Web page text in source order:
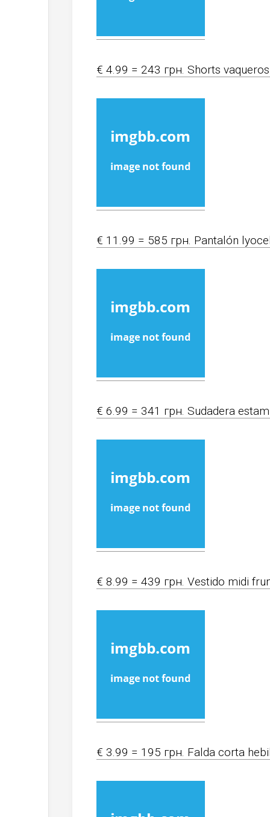
€ 4.99 = 243 грн. Shorts
€ 11.99 = 585 грн. Pantalón
€ 6.99 = 341 грн. Sudadera
€ 8.99 = 439 грн. Vestido midi
€ 3.99 = 195 грн. Falda corta